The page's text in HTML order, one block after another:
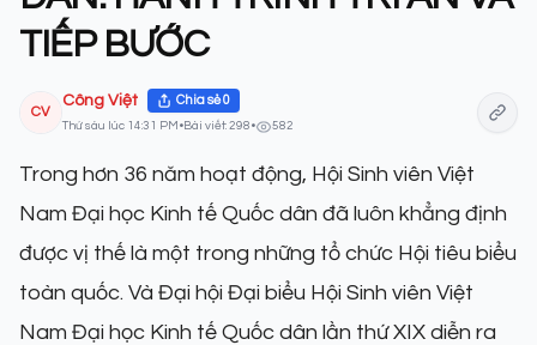
TIẾP BƯỚC
CV
Công Việt Chia sẻ0
Thứ sáu lúc 14:31 PM • Bài viết: 298 • 582
Trong hơn 36 năm hoạt động, Hội Sinh viên Việt
Nam Đại học Kinh tế Quốc dân đã luôn khẳng định
được vị thế là một trong những tổ chức Hội tiêu biểu
toàn quốc. Và Đại hội Đại biểu Hội Sinh viên Việt
Nam Đại học Kinh tế Quốc dân lần thứ XIX diễn ra